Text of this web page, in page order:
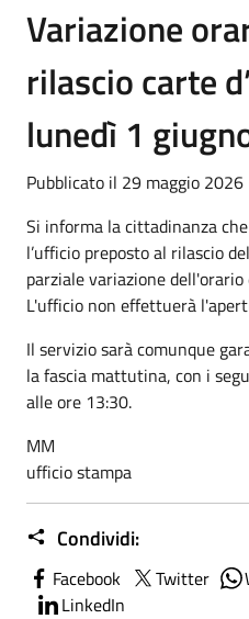
Variazione
rilascio carte
lunedì 1
Pubblicato il 29 maggio 2026
Si informa la cittadinanza
l’ufficio preposto al rilascio
parziale variazione
L'ufficio non effettuerà
Il servizio sarà comunque
la fascia mattutina, con i
alle ore 13:30.
MM
ufficio stampa
Condividi:
Facebook Twitter
LinkedIn